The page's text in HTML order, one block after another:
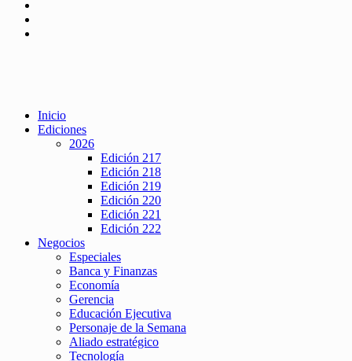
Inicio
Ediciones
2026
Edición 217
Edición 218
Edición 219
Edición 220
Edición 221
Edición 222
Negocios
Especiales
Banca y Finanzas
Economía
Gerencia
Educación Ejecutiva
Personaje de la Semana
Aliado estratégico
Tecnología